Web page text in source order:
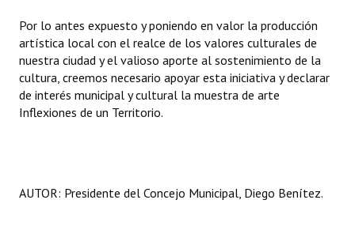
Por lo antes expuesto y poniendo en valor la producción
artística local con el realce de los valores culturales de
nuestra ciudad y el valioso aporte al sostenimiento de la
cultura, creemos necesario apoyar esta iniciativa y declarar
de interés municipal y cultural la muestra de arte
Inflexiones de un Territorio.
AUTOR: Presidente del Concejo Municipal, Diego Benítez.